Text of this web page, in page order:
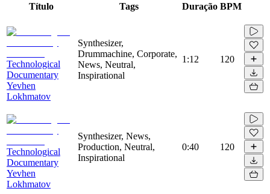
Título Tags Duração BPM
Technological
Documentary
Yevhen
Lokhmatov
Synthesizer,
Drummachine, Corporate,
News, Neutral,
Inspirational
1:12 120
Technological
Documentary
Yevhen
Lokhmatov
Synthesizer, News,
Production, Neutral,
Inspirational
0:40 120